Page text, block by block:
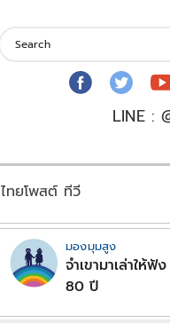
LINE :
ไทยโพสต์ ทีวี
มองมุมสูง
จำเขามาเล่าให้ฟั
80 ปี